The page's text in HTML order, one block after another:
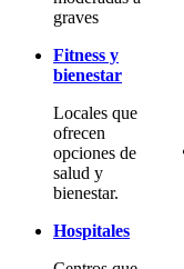
graves
Fitness y
bienestar
Locales que
ofrecen
opciones de
salud y
bienestar.
Hospitales